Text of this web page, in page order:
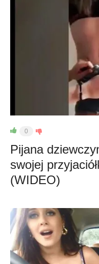
0
Pijana
swojej
(WIDEO)